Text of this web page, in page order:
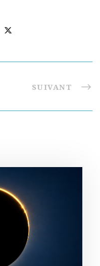
SUIVANT